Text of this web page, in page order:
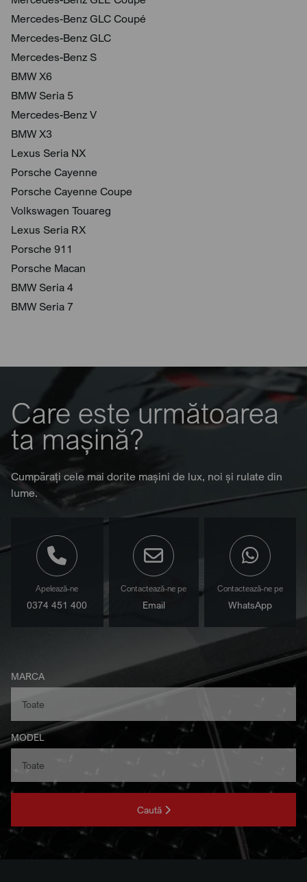
Mercedes-Benz GLC Coupé
Mercedes-Benz GLC
Mercedes-Benz S
BMW X6
BMW Seria 5
Mercedes-Benz V
BMW X3
Lexus Seria NX
Porsche Cayenne
Porsche Cayenne Coupe
Volkswagen Touareg
Lexus Seria RX
Porsche 911
Porsche Macan
BMW Seria 4
BMW Seria 7
Care este următoarea
ta mașină?
Cumpărați cele mai dorite mașini de lux, noi și rulate din
lume.
Apelează-ne
0374 451 400
Contactează-ne pe
Email
Contactează-ne pe
WhatsApp
MARCA
MODEL
Caută